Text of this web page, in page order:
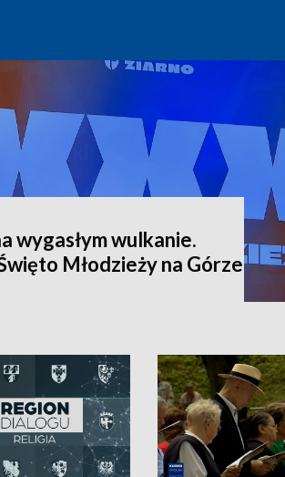
wygasłym wulkanie.
Młodzieży na Górze